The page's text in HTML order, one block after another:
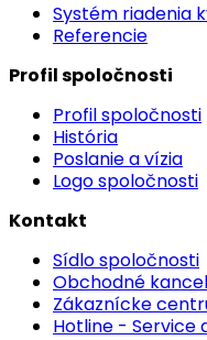
Systém riadenia
Referencie
Profil spoločnosti
Profil spoločnosti
História
Poslanie a vízia
Logo spoločnosti
Kontakt
Sídlo spoločnosti
Obchodné
Zákaznícke
Hotline - Service